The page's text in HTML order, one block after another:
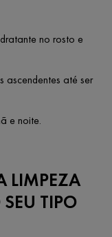
no rosto e
ascendentes até ser
e noite.
LIMPEZA
TIPO